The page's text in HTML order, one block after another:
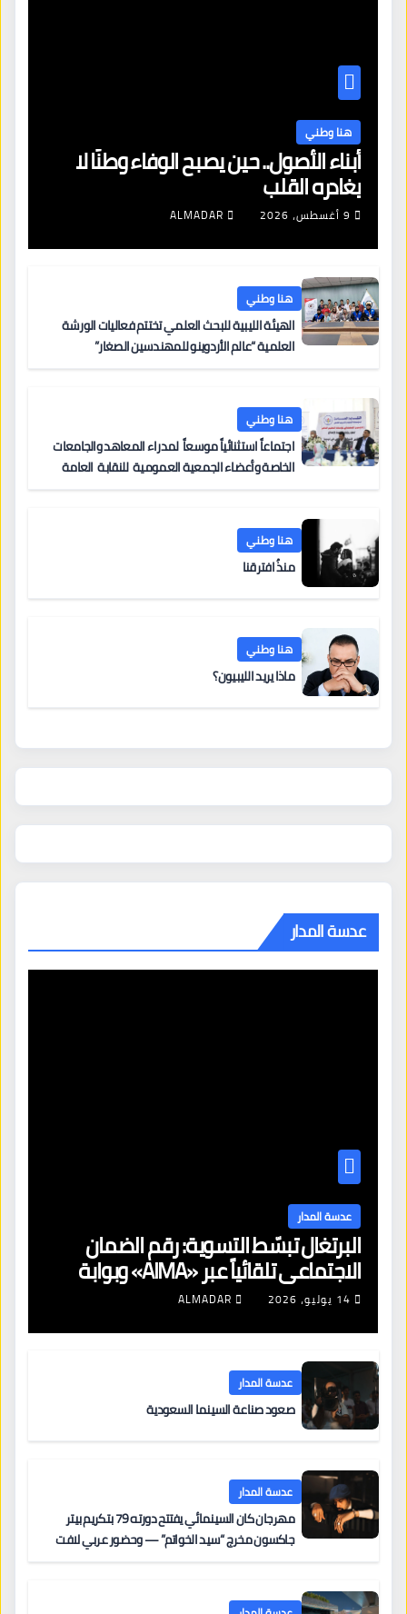
هنا وطني
أبناء الأصول.. حين يصبح الوفاء وطنًا لا
يغادره القلب
9 أغسطس، 2026 ALMADAR
هنا وطني
الهيئة الليبية للبحث العلمي تختتم فعاليات الورشة
العلمية “عالم الأردوينو للمهندسين الصغار”
هنا وطني
اجتماعاً استثنائياً موسعاً لمدراء المعاهد والجامعات
الخاصة وأعضاء الجمعية العمومية للنقابة العامة
هنا وطني
منذُ افترقنا
هنا وطني
ماذا يريد الليبيون؟
عدسة المدار
عدسة المدار
البرتغال تبسّط التسوية: رقم الضمان
الاجتماعي تلقائياً عبر «AIMA» وبوابة
جديدة لتجديد الإقامات
14 يوليو، 2026 ALMADAR
عدسة المدار
صعود صناعة السينما السعودية
عدسة المدار
مهرجان كان السينمائي يفتتح دورته 79 بتكريم بيتر
جاكسون مخرج “سيد الخواتم” — وحضور عربي لافت